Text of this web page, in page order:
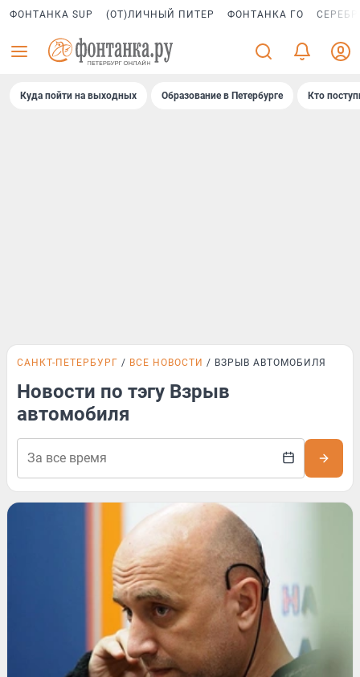
ФОНТАНКА SUP (ОТ)ЛИЧНЫЙ ПИТЕР ФОНТАНКА ГО
Куда пойти на выходных Образование в Петербурге Кто
САНКТ-ПЕТЕРБУРГ ВСЕ НОВОСТИ ВЗРЫВ АВТОМОБИЛЯ
Новости по тэгу Взрыв
автомобиля